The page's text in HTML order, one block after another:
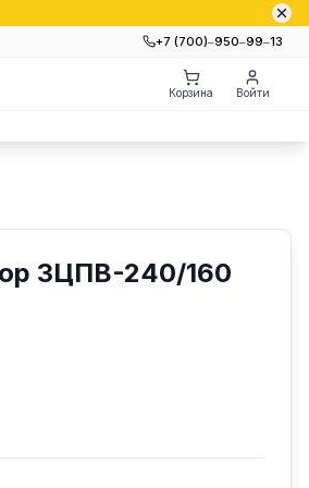
+7 (700)‒950‒99‒13
Корзина Войти
ЗЦПВ-240/160